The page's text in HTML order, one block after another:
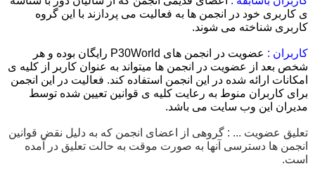
ی کاربری خود در انجمن ها به فعالیت می پردازند با این گروه
کاربری شناخته می شوند.
کاربران : عضویت در انجمن های P30World رایگان بوده و هر
شخص بعد از عضویت در انجمن ها میتواند به عنوان کاربر از کلیه ی
امکانات ارائه شده در این انجمن استفاده کند. فعالیت در این انجمن
برای کاربران منوط به رعایت کلیه ی قوانین تعیین شده توسط
مدیران این وب سایت می باشد.
تعلیق عضویت ... : گروهی از اعضای انجمن که به دلیل نقض قوانین
انجمن ها دسترسی آنها به صورت موقت به حالت تعلیق در آمده
است.